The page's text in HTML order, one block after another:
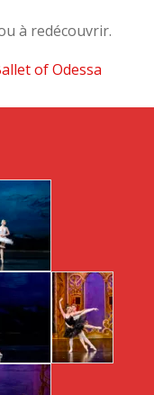
à redécouvrir.
of Odessa